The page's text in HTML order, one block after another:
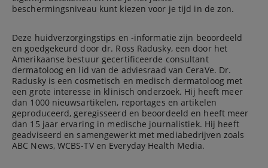
beschermingsniveau kunt kiezen voor je tijd in de zon.
Deze huidverzorgingstips en -informatie zijn beoordeeld
en goedgekeurd door dr. Ross Radusky, een door het
Amerikaanse bestuur gecertificeerde consultant
dermatoloog en lid van de adviesraad van CeraVe. Dr.
Radusky is een cosmetisch en medisch dermatoloog met
een grote interesse in klinisch onderzoek. Hij heeft meer
dan 1000 nieuwsartikelen, reportages en artikelen
geproduceerd, geregisseerd en beoordeeld en heeft meer
dan 15 jaar ervaring in medische journalistiek. Hij heeft
geadviseerd en samengewerkt met mediabedrijven zoals
ABC News, WCBS-TV en Everyday Health Media.